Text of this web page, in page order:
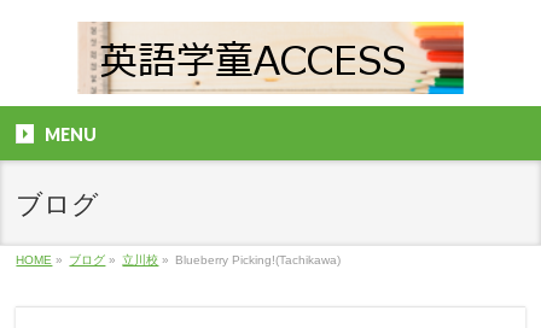
MENU
ブログ
HOME » ブログ » 立川校 » Blueberry Picking!(Tachikawa)